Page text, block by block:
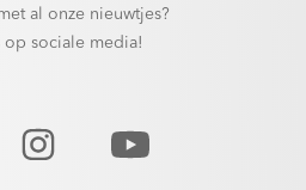
al onze nieuwtjes?
op sociale media!